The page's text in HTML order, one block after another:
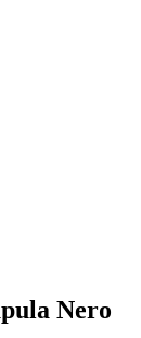
Nero